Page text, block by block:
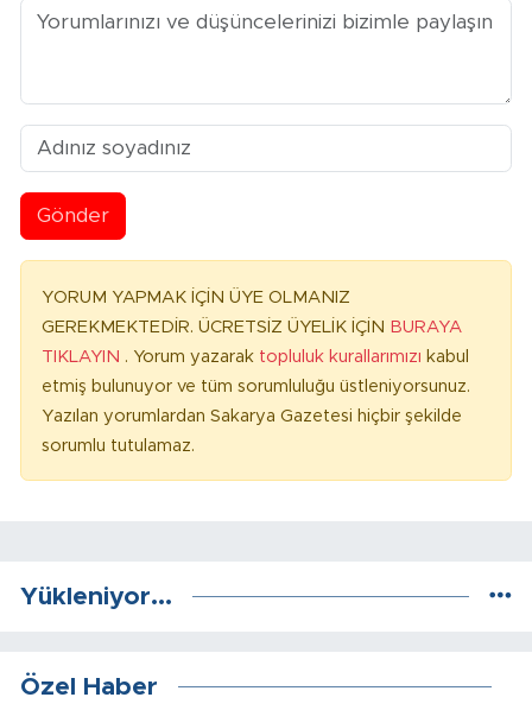
Gönder
YORUM YAPMAK İÇİN ÜYE OLMANIZ
GEREKMEKTEDİR. ÜCRETSİZ ÜYELİK İÇİN BURAYA
TIKLAYIN . Yorum yazarak topluluk kurallarımızı kabul
etmiş bulunuyor ve tüm sorumluluğu üstleniyorsunuz.
Yazılan yorumlardan Sakarya Gazetesi hiçbir şekilde
sorumlu tutulamaz.
Yükleniyor...
Özel Haber